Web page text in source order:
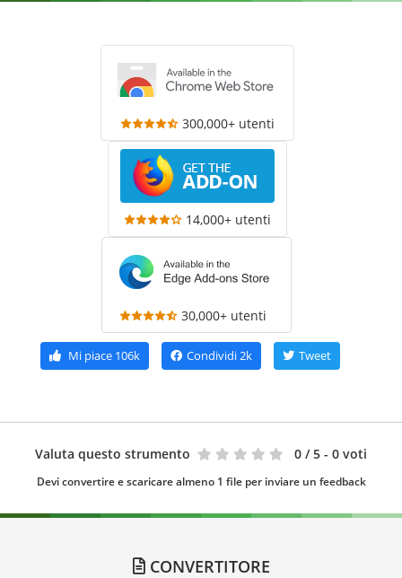
300,000+ utenti
14,000+ utenti
30,000+ utenti
Mi piace 106k Condividi2k Tweet
Valuta questo strumento 0 / 5 - 0 voti
Devi convertire e scaricare almeno 1 file per inviare un feedback
CONVERTITORE